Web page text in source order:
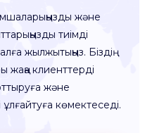
және
тиімді
жылжытыңыз. Біздің
клиенттерді
және
көмектеседі.